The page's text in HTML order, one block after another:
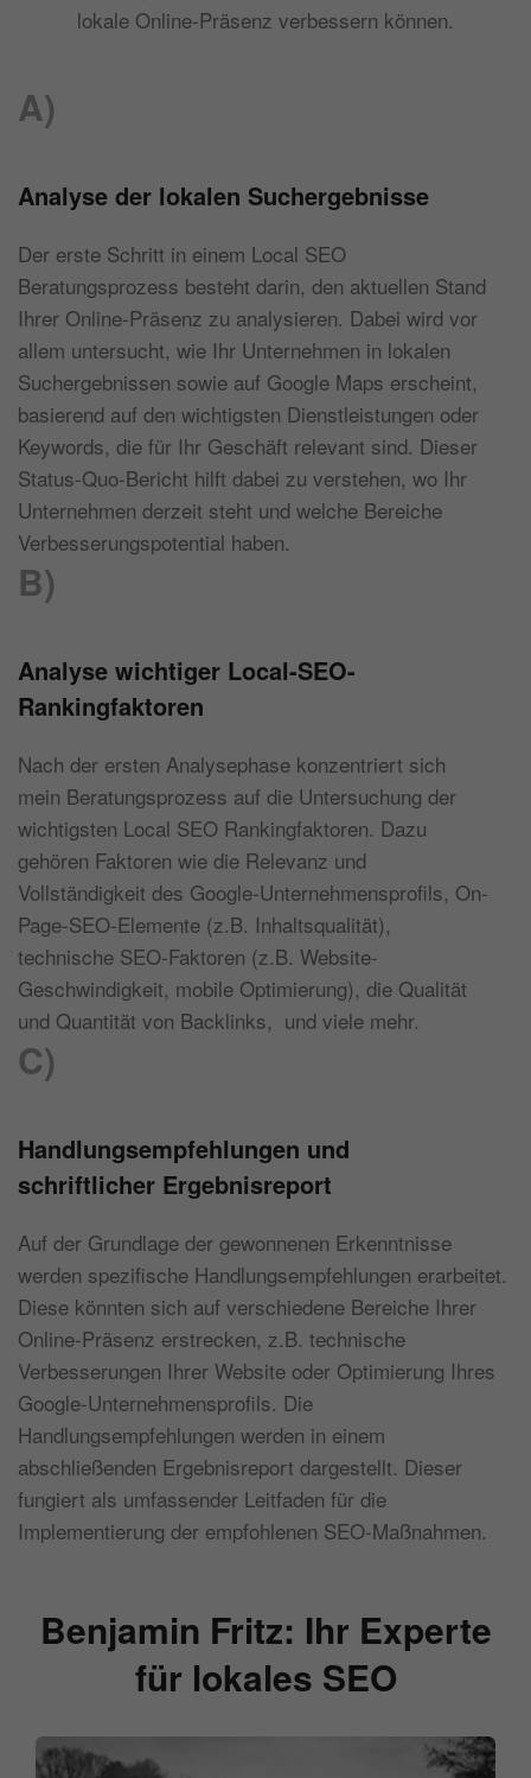
lokale Online-Präsenz verbessern können.
A)
Analyse der lokalen Suchergebnisse
Der erste Schritt in einem Local SEO
Beratungsprozess besteht darin, den aktuellen Stand
Ihrer Online-Präsenz zu analysieren. Dabei wird vor
allem untersucht, wie Ihr Unternehmen in lokalen
Suchergebnissen sowie auf Google Maps erscheint,
basierend auf den wichtigsten Dienstleistungen oder
Keywords, die für Ihr Geschäft relevant sind. Dieser
Status-Quo-Bericht hilft dabei zu verstehen, wo Ihr
Unternehmen derzeit steht und welche Bereiche
Verbesserungspotential haben.
B)
Analyse wichtiger Local-SEO-
Rankingfaktoren
Nach der ersten Analysephase konzentriert sich
mein Beratungsprozess auf die Untersuchung der
wichtigsten Local SEO Rankingfaktoren. Dazu
gehören Faktoren wie die Relevanz und
Vollständigkeit des Google-Unternehmensprofils, On-
Page-SEO-Elemente (z.B. Inhaltsqualität),
technische SEO-Faktoren (z.B. Website-
Geschwindigkeit, mobile Optimierung), die Qualität
und Quantität von Backlinks, und viele mehr.
C)
Handlungsempfehlungen und
schriftlicher Ergebnisreport
Auf der Grundlage der gewonnenen Erkenntnisse
werden spezifische Handlungsempfehlungen erarbeitet.
Diese könnten sich auf verschiedene Bereiche Ihrer
Online-Präsenz erstrecken, z.B. technische
Verbesserungen Ihrer Website oder Optimierung Ihres
Google-Unternehmensprofils. Die
Handlungsempfehlungen werden in einem
abschließenden Ergebnisreport dargestellt. Dieser
fungiert als umfassender Leitfaden für die
Implementierung der empfohlenen SEO-Maßnahmen.
Benjamin Fritz: Ihr Experte
für lokales SEO